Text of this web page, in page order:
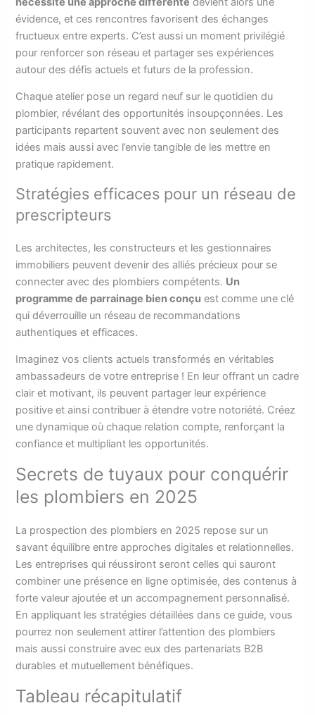
évidence, et ces rencontres favorisent des échanges
fructueux entre experts. C’est aussi un moment privilégié
pour renforcer son réseau et partager ses expériences
autour des défis actuels et futurs de la profession.
Chaque atelier pose un regard neuf sur le quotidien du
plombier, révélant des opportunités insoupçonnées. Les
participants repartent souvent avec non seulement des
idées mais aussi avec l’envie tangible de les mettre en
pratique rapidement.
Stratégies efficaces pour un réseau de
prescripteurs
Les architectes, les constructeurs et les gestionnaires
immobiliers peuvent devenir des alliés précieux pour se
connecter avec des plombiers compétents. Un
programme de parrainage bien conçu est comme une clé
qui déverrouille un réseau de recommandations
authentiques et efficaces.
Imaginez vos clients actuels transformés en véritables
ambassadeurs de votre entreprise ! En leur offrant un cadre
clair et motivant, ils peuvent partager leur expérience
positive et ainsi contribuer à étendre votre notoriété. Créez
une dynamique où chaque relation compte, renforçant la
confiance et multipliant les opportunités.
Secrets de tuyaux pour conquérir
les plombiers en 2025
La prospection des plombiers en 2025 repose sur un
savant équilibre entre approches digitales et relationnelles.
Les entreprises qui réussiront seront celles qui sauront
combiner une présence en ligne optimisée, des contenus à
forte valeur ajoutée et un accompagnement personnalisé.
En appliquant les stratégies détaillées dans ce guide, vous
pourrez non seulement attirer l’attention des plombiers
mais aussi construire avec eux des partenariats B2B
durables et mutuellement bénéfiques.
Tableau récapitulatif